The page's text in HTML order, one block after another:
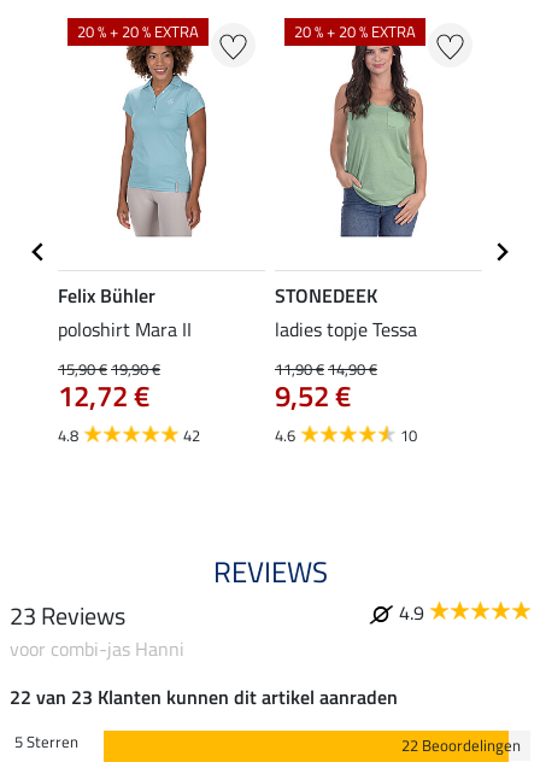
20 % + 20 % EXTRA
Felix Bühler
poloshirt Mara II
15,90 €19,90 €
12,72 €
4.8 42
20 % + 20 % EXTRA
STONEDEEK
ladies topje Tessa
11,90 €14,90 €
9,52 €
4.6 10
REVIEWS
23 Reviews
4.9
voor combi-jas Hanni
22 van 23 Klanten kunnen dit artikel aanraden
5 Sterren
22 Beoordelingen